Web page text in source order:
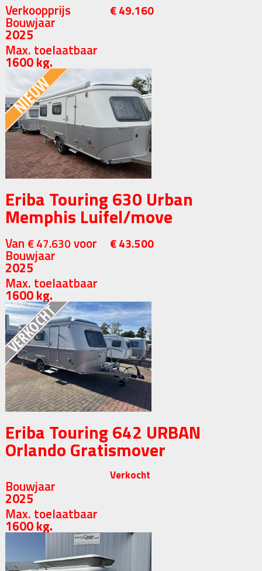
Verkoopprijs € 49.160
Bouwjaar
2025
Max. toelaatbaar
1600 kg.
Eriba Touring 630 Urban
Memphis Luifel/move
Van € 47.630 voor € 43.500
Bouwjaar
2025
Max. toelaatbaar
1600 kg.
Eriba Touring 642 URBAN
Orlando Gratismover
Verkocht
Bouwjaar
2025
Max. toelaatbaar
1600 kg.